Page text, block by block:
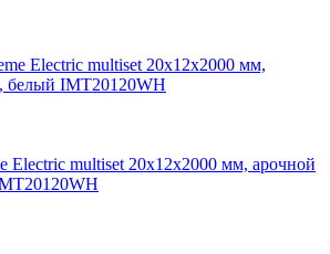
Electric multiset 20x12x2000 мм, арочной